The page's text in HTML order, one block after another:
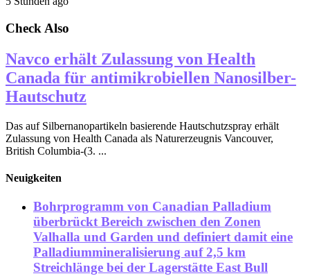
Check Also
Navco erhält Zulassung von Health
Canada für antimikrobiellen Nanosilber-
Hautschutz
Das auf Silbernanopartikeln basierende Hautschutzspray erhält
Zulassung von Health Canada als Naturerzeugnis Vancouver,
British Columbia-(3. ...
Neuigkeiten
Bohrprogramm von Canadian Palladium
überbrückt Bereich zwischen den Zonen
Valhalla und Garden und definiert damit eine
Palladiummineralisierung auf 2,5 km
Streichlänge bei der Lagerstätte East Bull